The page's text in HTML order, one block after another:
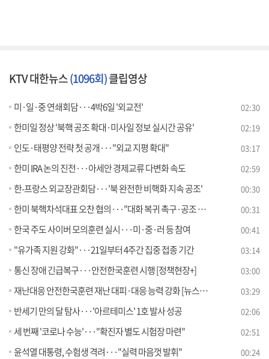
KTV 대한뉴스(1096회)클립영상
미·일·중 연쇄회담···4박6일 '외교전' 02:30
한미일 정상 '북핵 공조 확대·미사일 정보 실시간 공유' 02:19
인도·태평양 전략 첫 공개···"외교 지평 확대" 03:17
한미 IRA 논의 진전···아세안 경제교류 다변화 속도 02:59
한-프랑스 외교장관회담···'북 완전한 비핵화 지속 공조' 00:30
한미 북핵차석대표 오찬 협의···"대화 복귀 촉구·공조 강화" 00:31
한국 주도 사이버 모의훈련 실시···미·중·러 등 참여 00:41
"유가족 지원 강화"···21일부터 4주간 집중 접종 기간 03:14
통신 장애 긴급복구···안전한국훈련 시행 [정책현장+] 03:00
재난대응 안전한국훈련 재난 대피·대응 능력 강화 [뉴스의 맥] 03:29
반세기 만의 달 탐사···'아르테미스' 1호 발사 성공 02:06
세 번째 '코로나 수능'···"확진자 별도 시험장 마련" 02:51
윤석열 대통령, 수험생 격려···"실력 마음껏 발휘" 00:24